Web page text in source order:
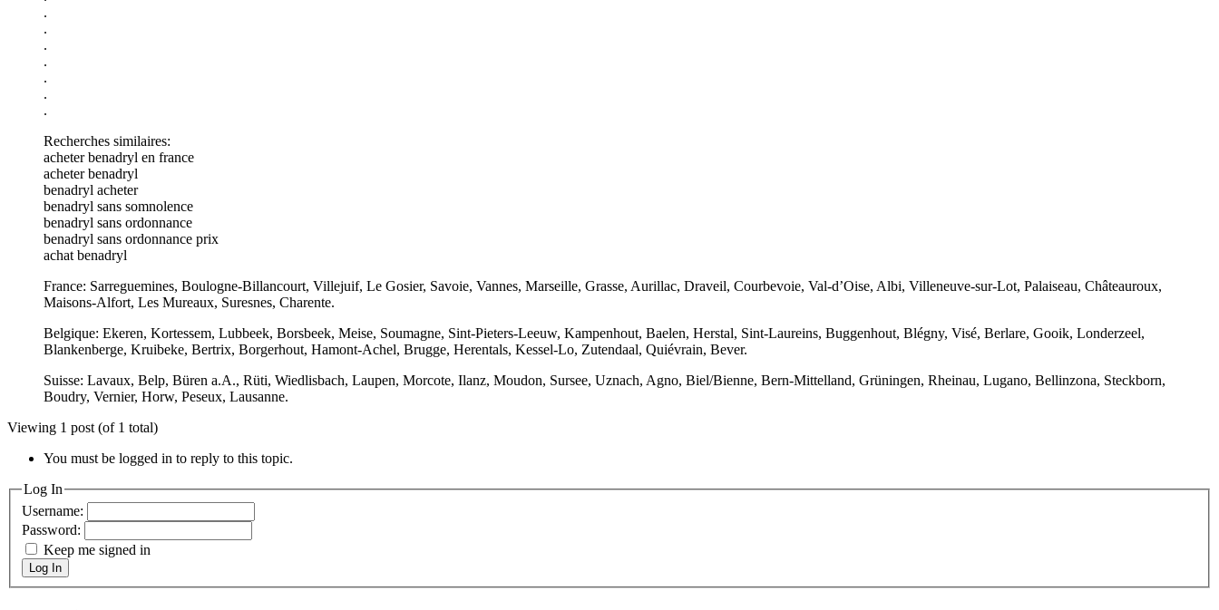
.
.
.
.
.
.
.
Recherches similaires:
acheter benadryl en france
acheter benadryl
benadryl acheter
benadryl sans somnolence
benadryl sans ordonnance
benadryl sans ordonnance prix
achat benadryl
France: Sarreguemines, Boulogne-Billancourt, Villejuif, Le Gosier, Savoie, Vannes, Marseille, Grasse, Aurillac, Draveil, Courbevoie, Val-d’Oise, Albi, Villeneuve-sur-Lot, Palaiseau, Châteauroux,
Maisons-Alfort, Les Mureaux, Suresnes, Charente.
Belgique: Ekeren, Kortessem, Lubbeek, Borsbeek, Meise, Soumagne, Sint-Pieters-Leeuw, Kampenhout, Baelen, Herstal, Sint-Laureins, Buggenhout, Blégny, Visé, Berlare, Gooik, Londerzeel,
Blankenberge, Kruibeke, Bertrix, Borgerhout, Hamont-Achel, Brugge, Herentals, Kessel-Lo, Zutendaal, Quiévrain, Bever.
Suisse: Lavaux, Belp, Büren a.A., Rüti, Wiedlisbach, Laupen, Morcote, Ilanz, Moudon, Sursee, Uznach, Agno, Biel/Bienne, Bern-Mittelland, Grüningen, Rheinau, Lugano, Bellinzona, Steckborn,
Boudry, Vernier, Horw, Peseux, Lausanne.
Viewing 1 post (of 1 total)
You must be logged in to reply to this topic.
Log In
Username:
Password:
Keep me signed in
Log In